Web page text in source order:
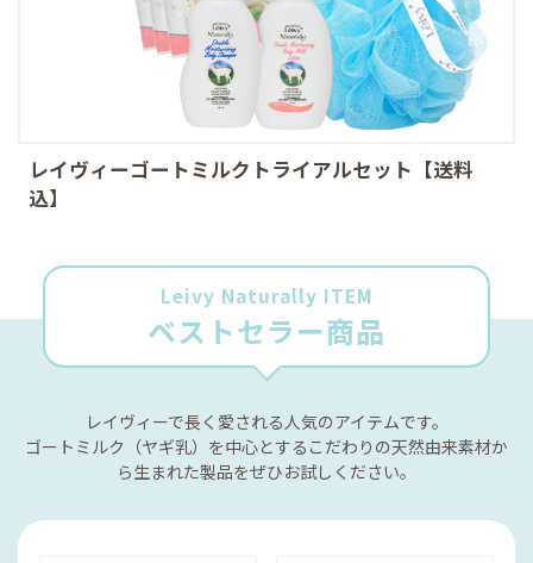
レイヴィーゴートミルクトライアルセット【送料
込】
Leivy Naturally ITEM
ベストセラー商品
レイヴィーで長く愛される人気のアイテムです。
ゴートミルク（ヤギ乳）を中心とするこだわりの天然由来素材か
ら生まれた製品をぜひお試しください。